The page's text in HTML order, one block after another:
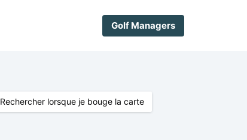
Golf Managers
Rechercher lorsque je bouge la carte